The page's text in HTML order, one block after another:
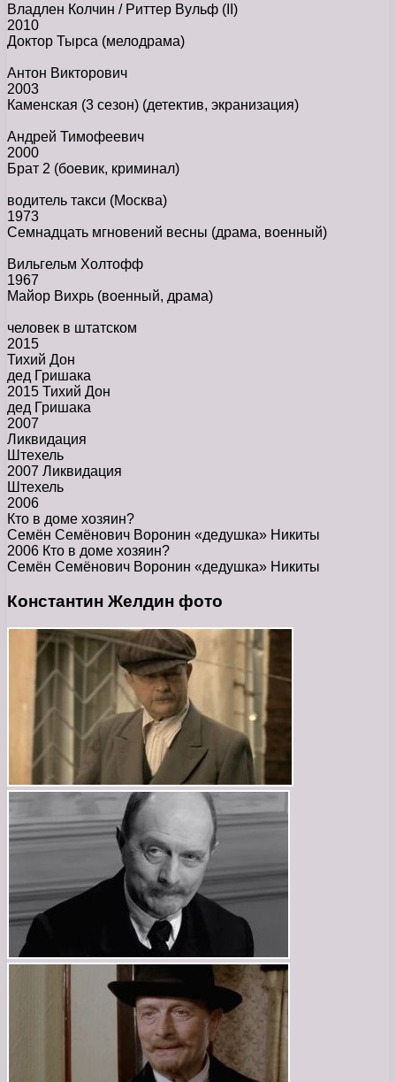
Владлен Колчин / Риттер Вульф (II)
2010
Доктор Тырса (мелодрама)
Антон Викторович
2003
Каменская (3 сезон) (детектив, экранизация)
Андрей Тимофеевич
2000
Брат 2 (боевик, криминал)
водитель такси (Москва)
1973
Семнадцать мгновений весны (драма, военный)
Вильгельм Холтофф
1967
Майор Вихрь (военный, драма)
человек в штатском
2015
Тихий Дон
дед Гришака
2015 Тихий Дон
дед Гришака
2007
Ликвидация
Штехель
2007 Ликвидация
Штехель
2006
Кто в доме хозяин?
Семён Семёнович Воронин «дедушка» Никиты
2006 Кто в доме хозяин?
Семён Семёнович Воронин «дедушка» Никиты
Константин Желдин фото